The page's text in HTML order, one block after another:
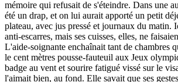
mémoire qui refusait de s'éteindre. Dans une
été un drap, et on lui aurait apporté un petit
plateau, avec jus pressé et journaux du matin.
anti-escarres, mais ses cuisses, elles, ne
L'aide-soignante enchaînait tant de chambres
le cent mètres pousse-fauteuil aux Jeux
badge au vent et sourire fatigué vissé sur le
l'aimait bien, au fond. Elle savait que ses